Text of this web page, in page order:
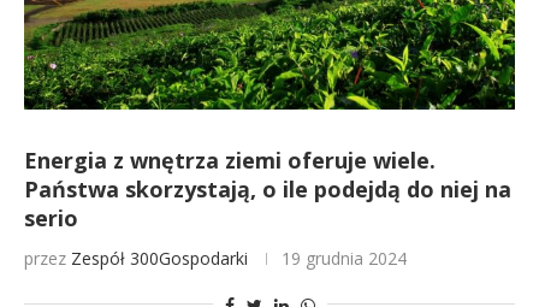
Energia z wnętrza ziemi oferuje wiele.
Państwa skorzystają, o ile podejdą do niej na
serio
przez Zespół 300Gospodarki 19 grudnia 2024